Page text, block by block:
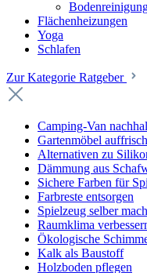
Flächenheizungen
Yoga
Schlafen
Zur Kategorie Ratgeber
Camping-Van
Gartenmöbel
Alternativen zu
Dämmung aus
Sichere Farben für
Farbreste entsorgen
Spielzeug selber
Raumklima
Ökologische
Kalk als Baustoff
Holzboden pflegen